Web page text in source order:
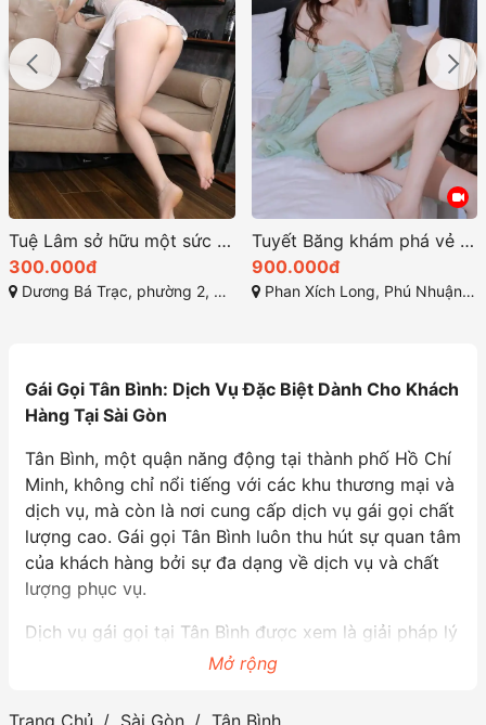
Tuệ Lâm sở hữu một sức hút đầy quyến rũ
300.000đ
Dương Bá Trạc, phường 2, Quận 8, Thành phố Hồ Chí Minh
Tuyết Băng khám phá vẻ đẹp quyến rũ của em
900.000đ
Phan Xích Long, Phú Nhuận, Thành phố Hồ Chí Minh, Việt Nam
Gái Gọi Tân Bình: Dịch Vụ Đặc Biệt Dành Cho Khách
Hàng Tại Sài Gòn
Tân Bình, một quận năng động tại thành phố Hồ Chí
Minh, không chỉ nổi tiếng với các khu thương mại và
dịch vụ, mà còn là nơi cung cấp dịch vụ gái gọi chất
lượng cao. Gái gọi Tân Bình luôn thu hút sự quan tâm
của khách hàng bởi sự đa dạng về dịch vụ và chất
lượng phục vụ.
Dịch vụ gái gọi tại Tân Bình được xem là giải pháp lý
tưởng cho những ai tìm kiếm sự thư giãn và trải
đánh giá cao về vẻ đẹp, sự quyến rũ cùng với thái
Mở rộng